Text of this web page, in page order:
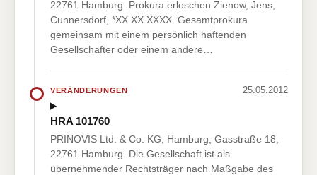
22761 Hamburg. Prokura erloschen Zienow, Jens,
Cunnersdorf, *XX.XX.XXXX. Gesamtprokura
gemeinsam mit einem persönlich haftenden
Gesellschafter oder einem andere…
VERÄNDERUNGEN 25.05.2012
HRA 101760
PRINOVIS Ltd. & Co. KG, Hamburg, Gasstraße 18,
22761 Hamburg. Die Gesellschaft ist als
übernehmender Rechtsträger nach Maßgabe des